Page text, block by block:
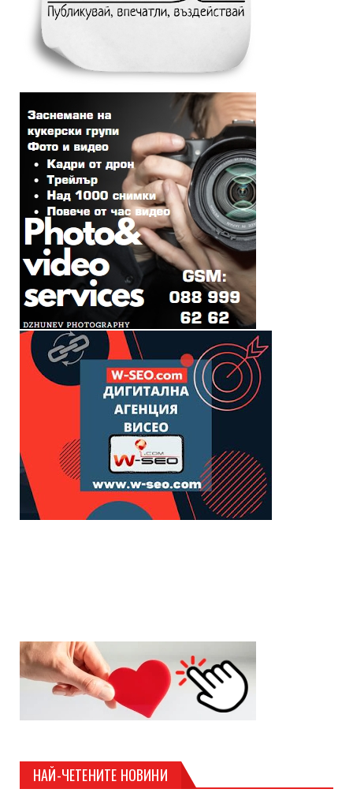
НАЙ-ЧЕТЕНИТЕ НОВИНИ